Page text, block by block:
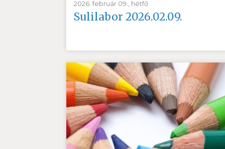
2026. február 09., hétfő
Sulilabor 2026.02.09.